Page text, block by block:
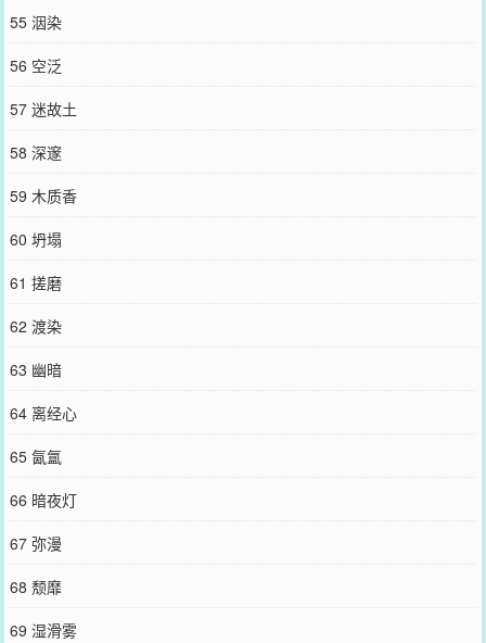
55 洇染
56 空泛
57 迷故土
58 深邃
59 木质香
60 坍塌
61 搓磨
62 渡染
63 幽暗
64 离经心
65 氤氲
66 暗夜灯
67 弥漫
68 颓靡
69 湿滑雾